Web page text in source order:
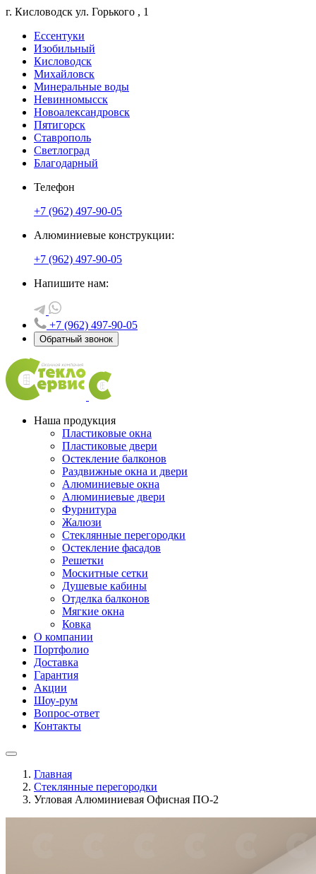
г. Кисловодск ул. Горького , 1
Ессентуки
Изобильный
Кисловодск
Михайловск
Минеральные воды
Невинномысск
Новоалександровск
Пятигорск
Ставрополь
Светлоград
Благодарный
Телефон
+7 (962) 497-90-05
Алюминиевые конструкции:
+7 (962) 497-90-05
Напишите нам:
+7 (962) 497-90-05
Обратный звонок
Наша продукция
Пластиковые окна
Пластиковые двери
Остекление балконов
Раздвижные окна и двери
Алюминиевые окна
Алюминиевые двери
Фурнитура
Жалюзи
Стеклянные перегородки
Остекление фасадов
Решетки
Москитные сетки
Душевые кабины
Отделка балконов
Мягкие окна
Ковка
О компании
Портфолио
Доставка
Гарантия
Акции
Шоу-рум
Вопрос-ответ
Контакты
Главная
Стеклянные перегородки
Угловая Алюминиевая Офисная ПО-2